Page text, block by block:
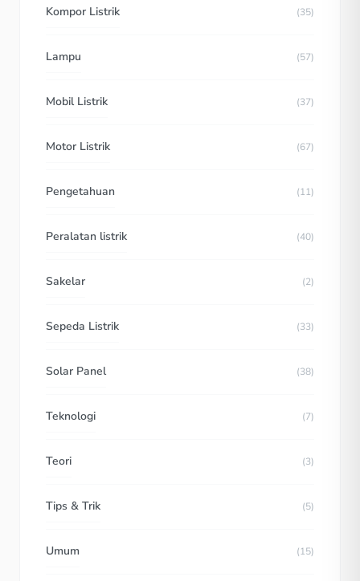
Kompor Listrik (35)
Lampu (57)
Mobil Listrik (37)
Motor Listrik (67)
Pengetahuan (11)
Peralatan listrik (40)
Sakelar (2)
Sepeda Listrik (33)
Solar Panel (38)
Teknologi (7)
Teori (3)
Tips & Trik (5)
Umum (15)